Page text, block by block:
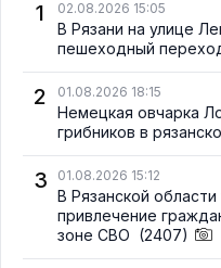
1
02.08.2026 15:05
В Рязани на улице
пешеходный
2 01.08.2026 18:15
Немецкая овчарка
грибников в
3 01.08.2026 15:12
В Рязанской
привлечение
зоне СВО (2407)